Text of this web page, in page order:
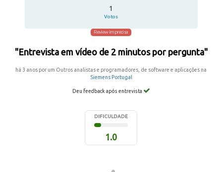
1
Votos
Review imprecisa
"Entrevista em vídeo de 2 minutos por pergunta"
há 3 anos por um Outros analistas e programadores, de software e aplicações na
Siemens Portugal
Deu feedback após entrevista
DIFICULDADE
1.0